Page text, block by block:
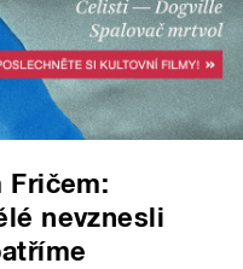
Fričem:
nevznesli